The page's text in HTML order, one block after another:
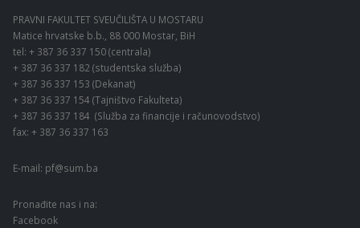
PRAVNI FAKULTET SVEUČILIŠTA U MOSTARU
Matice hrvatske b.b., 88 000 Mostar, BiH
tel: + 387 36 337 150 (centrala)
+ 387 36 337 182 (studentska služba)
+ 387 36 337 153 (Dekanat)
+ 387 36 337 154 (Tajništvo Fakulteta)
+ 387 36 337 184 (Služba za financije i računovodstvo)
fax: + 387 36 337 163
E-mail: pf@sum.ba
Pronađite nas i na:
Facebook